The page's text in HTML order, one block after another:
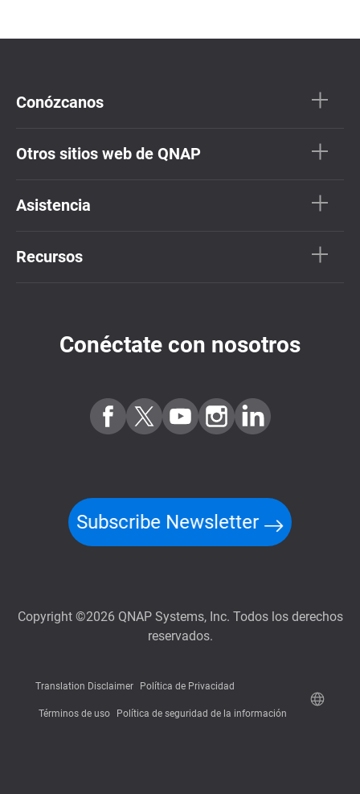
Conózcanos
Otros sitios web de QNAP
Asistencia
Recursos
Conéctate con nosotros
Subscribe Newsletter
Copyright ©2026 QNAP Systems, Inc. Todos los derechos
reservados.
Translation Disclaimer Política de Privacidad
Términos de uso Política de seguridad de la información